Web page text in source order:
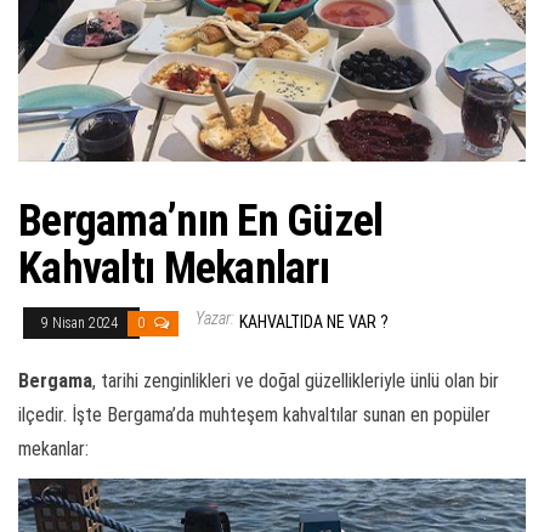
Bergama’nın En Güzel
Kahvaltı Mekanları
9 Nisan 2024 0 Yazar: KAHVALTIDA NE VAR ?
Bergama, tarihi zenginlikleri ve doğal güzellikleriyle ünlü olan bir
ilçedir. İşte Bergama’da muhteşem kahvaltılar sunan en popüler
mekanlar: